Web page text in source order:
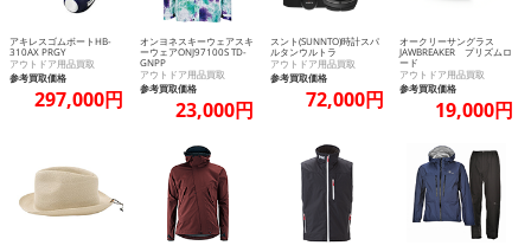
アキレスゴムボートHB-
310AX PRGY
アウトドア用品買取
参考買取価格
297,000円
オンヨネスキーウェアスキ
ーウェアONJ97100S TD-
GNPP
アウトドア用品買取
参考買取価格
23,000円
スント(SUNNTO)時計スパ
ルタンウルトラ
アウトドア用品買取
参考買取価格
72,000円
オークリーサングラス
JAWBREAKER プリズムロ
ード
アウトドア用品買取
参考買取価格
19,000円